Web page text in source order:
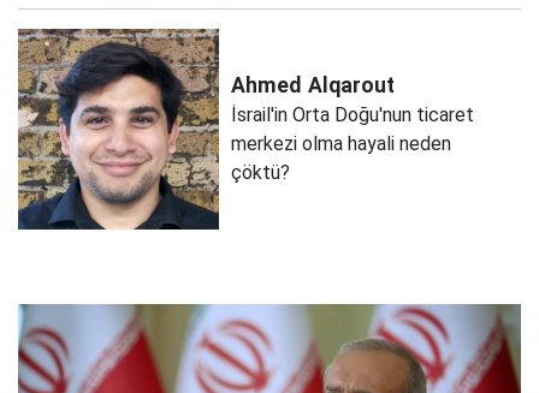
Ahmed Alqarout
İsrail'in Orta Doğu'nun ticaret
merkezi olma hayali neden
çöktü?